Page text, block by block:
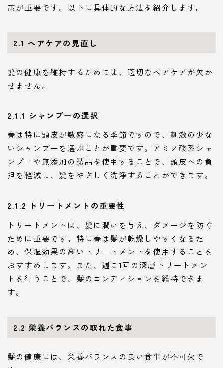
策が重要です。以下に具体的な方法を紹介します。
2.1 ヘアケアの見直し
髪の健康を維持するためには、適切なヘアケアが欠か
せません。
2.1.1 シャンプーの選択
春は特に頭皮が敏感になる季節ですので、刺激の少な
いシャンプーを選ぶことが重要です。アミノ酸系シャ
ンプーや無添加の製品を使用することで、頭皮への負
担を軽減し、髪をやさしく洗浄することができます。
2.1.2 トリートメントの重要性
トリートメントは、髪に潤いを与え、ダメージを防ぐ
ために重要です。特に春は髪が乾燥しやすくなるた
め、保湿効果の高いトリートメントを使用することを
おすすめします。また、週に1回の深層トリートメン
トを行うことで、髪のコンディションを維持できま
す。
2.2 栄養バランスの取れた食事
髪の健康には、栄養バランスの良い食事が不可欠で